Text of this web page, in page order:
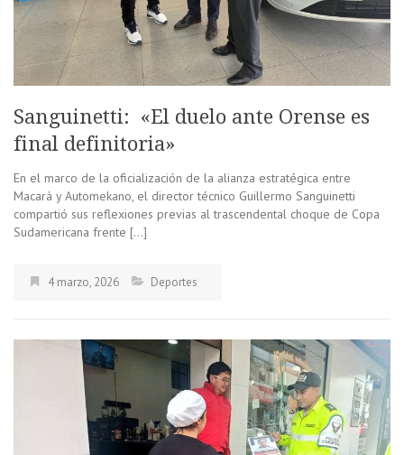
Sanguinetti: «El duelo ante Orense es
final definitoria»
En el marco de la oficialización de la alianza estratégica entre
Macará y Automekano, el director técnico Guillermo Sanguinetti
compartió sus reflexiones previas al trascendental choque de Copa
Sudamericana frente […]
4 marzo, 2026 Deportes